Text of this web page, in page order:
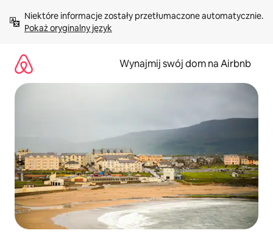
treści Pokaż oryginalny język
Wynajmij swój dom na Airbnb